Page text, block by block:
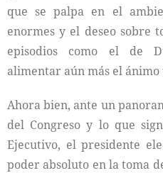
que se palpa en el
enormes y el deseo sobre
episodios como el de
alimentar aún más el
Ahora bien, ante un
del Congreso y lo que
Ejecutivo, el presidente
poder absoluto en la toma